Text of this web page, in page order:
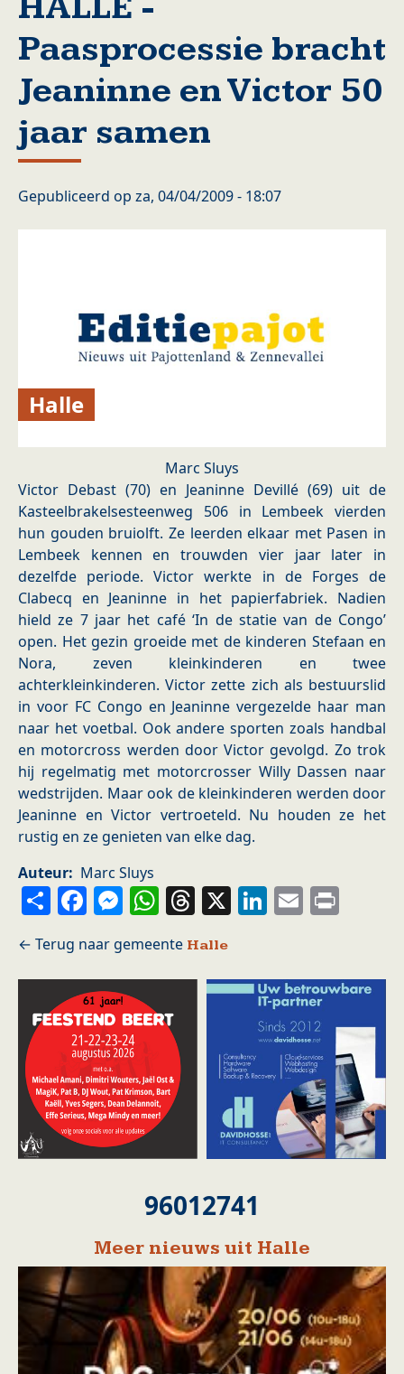
Paasprocessie bracht
Jeaninne en Victor 50
jaar samen
Gepubliceerd op za, 04/04/2009 - 18:07
Halle
Marc Sluys
Victor Debast (70) en Jeaninne Devillé (69) uit de
Kasteelbrakelsesteenweg 506 in Lembeek vierden
hun gouden bruiolft. Ze leerden elkaar met Pasen in
Lembeek kennen en trouwden vier jaar later in
dezelfde periode. Victor werkte in de Forges de
Clabecq en Jeaninne in het papierfabriek. Nadien
hield ze 7 jaar het café ‘In de statie van de Congo’
open. Het gezin groeide met de kinderen Stefaan en
Nora, zeven kleinkinderen en twee
achterkleinkinderen. Victor zette zich als bestuurslid
in voor FC Congo en Jeaninne vergezelde haar man
naar het voetbal. Ook andere sporten zoals handbal
en motorcross werden door Victor gevolgd. Zo trok
hij regelmatig met motorcrosser Willy Dassen naar
wedstrijden. Maar ook de kleinkinderen werden door
Jeaninne en Victor vertroeteld. Nu houden ze het
rustig en ze genieten van elke dag.
Auteur
Marc Sluys
ShareFacebook
Messenger
WhatsApp
Threads
X LinkedIn
Email
Halle
96012741
Meer nieuws uit Halle